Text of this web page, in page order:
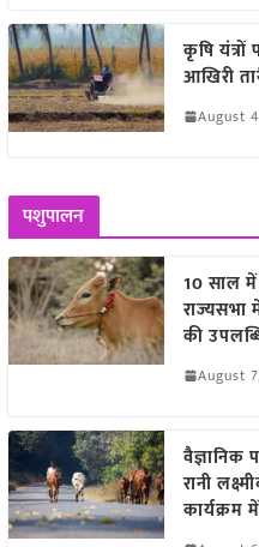
कृषि
आखिरी
August
पशुपालन
10 साल
राज्यसभा
की
August
रानी
कार्यक्रम